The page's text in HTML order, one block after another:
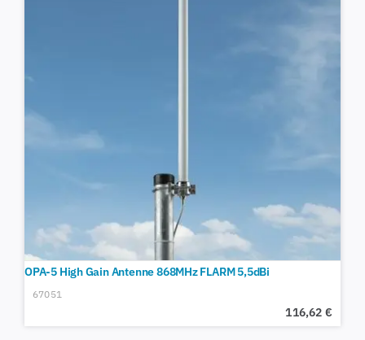
OPA-5 High Gain Antenne 868MHz FLARM 5,5dBi
67051
116,62 €